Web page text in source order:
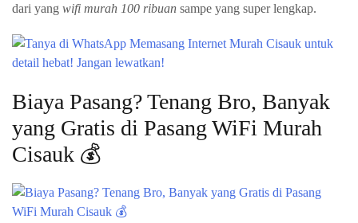
dari yang wifi murah 100 ribuan sampe yang super lengkap.
Biaya Pasang? Tenang Bro, Banyak
yang Gratis di Pasang WiFi Murah
Cisauk 💰